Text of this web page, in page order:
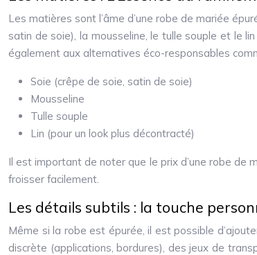
Les matières sont l’âme d’une robe de mariée
satin de soie), la mousseline, le tulle souple et le
également aux alternatives éco-responsables
Soie (crêpe de soie, satin de soie)
Mousseline
Tulle souple
Lin (pour un look plus décontracté)
Il est important de noter que le prix d’une robe de
froisser facilement.
Les détails subtils : la touche
Même si la robe est épurée, il est possible
discrète (applications, bordures), des jeux de